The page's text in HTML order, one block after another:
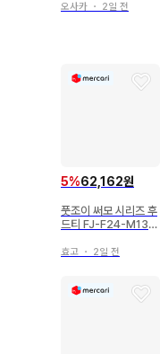
오사카 ・ 2일 전
5%62,162원
풋조이 써모 시리즈 후
드티 FJ-F24-M13
효고 ・ 2일 전